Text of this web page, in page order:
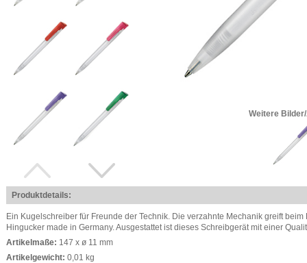
Weitere
Produktdetails:
Ein Kugelschreiber für Freunde der Technik. Die verzahnte Mechanik greift
Hingucker made in Germany. Ausgestattet ist dieses Schreibgerät mit einer
Artikelmaße: 147 x ø 11 mm
Artikelgewicht: 0,01 kg